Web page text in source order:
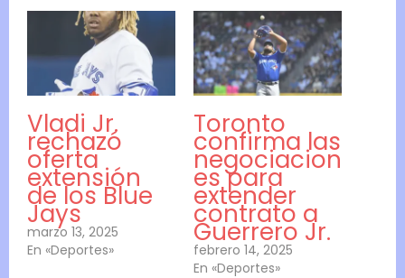
Vladi Jr.
rechazó
oferta
extensión
de los Blue
Jays
marzo 13, 2025
En «Deportes»
Toronto
confirma las
negociacion
es para
extender
contrato a
Guerrero Jr.
febrero 14, 2025
En «Deportes»